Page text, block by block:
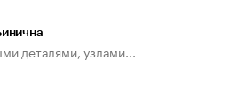
деталями, узлами...